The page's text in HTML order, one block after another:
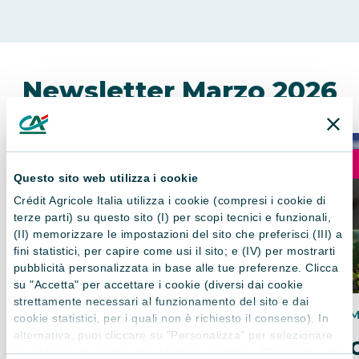
Questo sito web utilizza i cookie
Crédit Agricole Italia utilizza i cookie (compresi i cookie di
terze parti) su questo sito (I) per scopi tecnici e funzionali,
(II) memorizzare le impostazioni del sito che preferisci (III) a
fini statistici, per capire come usi il sito; e (IV) per mostrarti
pubblicità personalizzata in base alle tue preferenze. Clicca
su "Accetta" per accettare i cookie (diversi dai cookie
strettamente necessari al funzionamento del sito e dai
cookie statistici, per i quali non è richiesto il consenso). In
alternativa, puoi cliccare su "Personalizza" per selezionare
le categorie di cookie che desideri accettare. Cliccando sulla
Newsletter Marzo 2026
FINANZIAMENTI INVESTIMENTOINNOVAZIONE
Giovani e senior: la